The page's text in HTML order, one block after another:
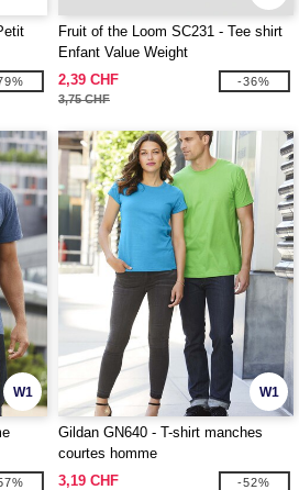
Fruit of the Loom SC231 - Tee shirt
Enfant Value Weight
2,39 CHF
3,75 CHF
-36%
W1 W1
Gildan GN640 - T-shirt manches
courtes homme
3,19 CHF
-52%